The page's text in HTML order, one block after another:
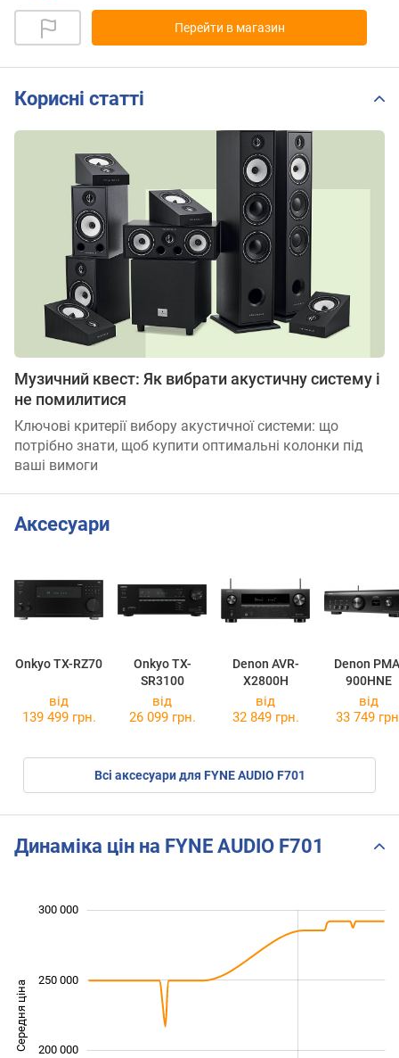
Перейти в магазин
Корисні статті
Музичний квест: Як вибрати акустичну систему і
не помилитися
Ключові критерії вибору акустичної системи: що
потрібно знати, щоб купити оптимальні колонки під
ваші вимоги
Аксесуари
Onkyo TX-RZ70
Onkyo TX-
SR3100
Denon AVR-
X2800H
Denon
900HNE
від
139 499 грн.
від
26 099 грн.
від
32 849 грн.
від
33 749
Всі аксесуари для FYNE AUDIO F701
Динаміка цін на FYNE AUDIO F701
Середня ціна 200 000
300 000
250 000